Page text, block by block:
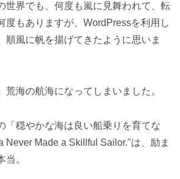
世界でも、何度も嵐に見舞われて、転
度もありますが、WordPressを利用し
順風に帆を揚げてきたように思いま
荒海の航海になってしまいました。
「穏やかな海は良い船乗りを育てな
Never Made a Skillful Sailor."は、励ま
当。